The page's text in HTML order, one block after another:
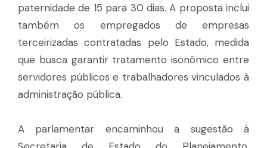
paternidade de 15 para 30 dias. A proposta inclui
também os empregados de empresas
terceirizadas contratadas pelo Estado, medida
que busca garantir tratamento isonômico entre
servidores públicos e trabalhadores vinculados à
administração pública.
A parlamentar encaminhou a sugestão à